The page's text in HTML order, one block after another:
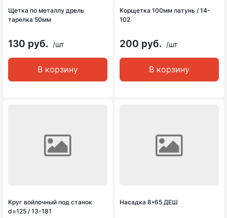
Щетка по металлу дрель
тарелка 50мм
130 руб. /шт
В корзину
Корщетка 100мм латунь / 14-
102
200 руб. /шт
В корзину
Круг войлочный под станок
d=125 / 13-181
Насадка 8*65 ДЕШ